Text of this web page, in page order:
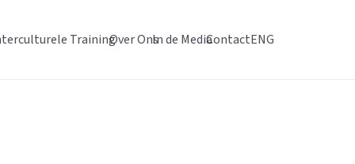
TrainingOver OnsIn de MediaContactENG